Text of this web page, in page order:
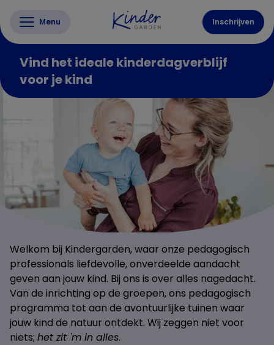
Menu Inschrijven
Vind het ideale kinderdagverblijf
voor je kind
Welkom bij Kindergarden, waar onze pedagogisch
professionals liefdevolle, onverdeelde aandacht
geven aan jouw kind. Bij ons is over alles nagedacht.
Van de inrichting op de groepen, ons pedagogisch
programma tot aan de avontuurlijke tuinen waar
jouw kind de natuur ontdekt. Wij zeggen niet voor
niets; het zit 'm in alles.